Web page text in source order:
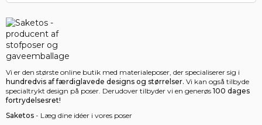
Vi er den største online butik med materialeposer, der specialiserer sig i
hundredvis af færdiglavede designs og størrelser. Vi kan også tilbyde
specialtrykt design på poser. Derudover tilbyder vi en generøs 100 dages
fortrydelsesret!
Saketos - Læg dine idéer i vores poser